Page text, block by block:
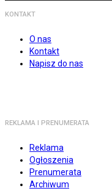
KONTAKT
O nas
Kontakt
Napisz do nas
REKLAMA I PRENUMERATA
Reklama
Ogłoszenia
Prenumerata
Archiwum